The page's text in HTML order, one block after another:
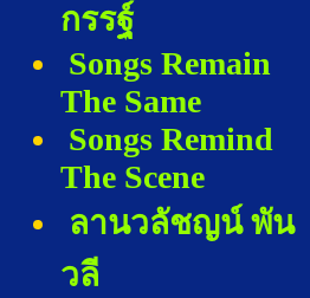
กรรฐ์
Songs Remain
The Same
Songs Remind
The Scene
ลานวลัชญน์ พัน
วลี